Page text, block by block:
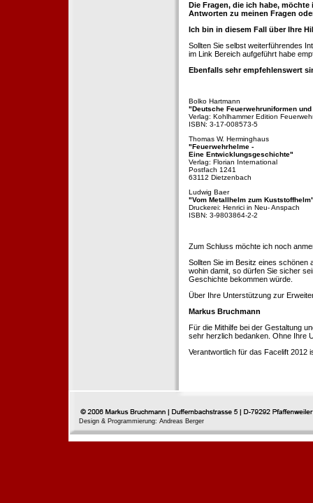
Die Fragen, die ich habe,
Antworten zu meinen Fragen
Ich bin in diesem Fall über Ihre
Sollten Sie selbst weiterführendes
im Link Bereich aufgeführt habe
Ebenfalls sehr empfehlenswert
Bolko Hartmann
"Deutsche Feuerwehruniformen
Verlag: Kohlhammer Edition
ISBN: 3-17-008573-5
Thomas W. Herminghaus
"Feuerwehrhelme -
Eine Entwicklungsgeschichte"
Verlag: Florian International
Postfach 1241
63112 Dietzenbach
Ludwig Baer
"Vom Metallhelm zum
Druckerei: Henrici in Neu- Anspach
ISBN: 3-9803864-2-2
Zum Schluss möchte ich noch
Sollten Sie im Besitz eines schönen
wohin damit, so dürfen Sie sicher
Geschichte bekommen würde.
Über Ihre Unterstützung zur
Markus Bruchmann
Für die Mithilfe bei der Gestaltung
sehr herzlich bedanken. Ohne Ihre
Verantwortlich für das Facelift 2012
Design & Programmierung: Andreas Berger